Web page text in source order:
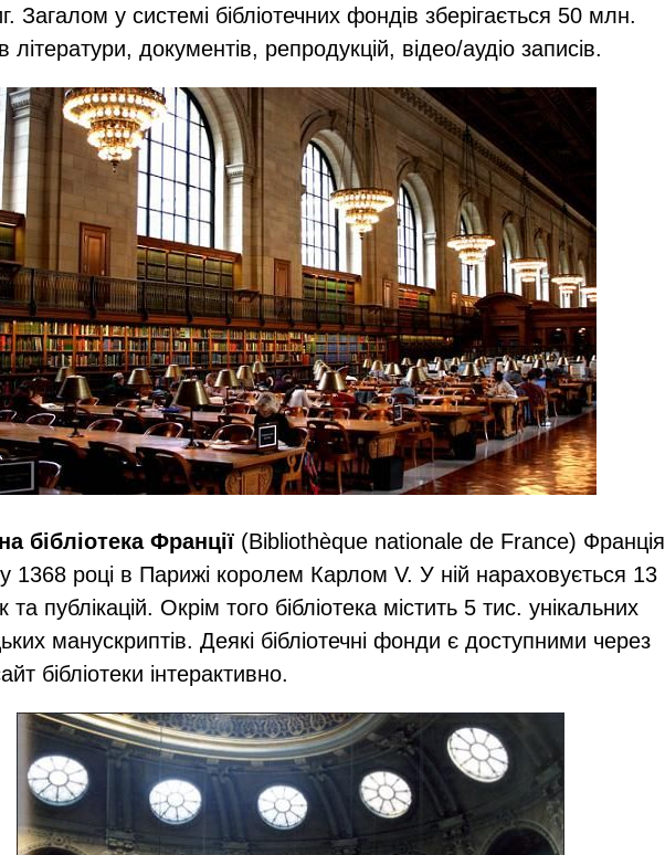
Загалом у системі бібліотечних фондів зберігається 50 млн.
літератури, документів, репродукцій, відео/​аудіо записів.
бібліотека Франції (Bibliothèque nationale de France) Франція
1368 році в Парижі королем Карлом V. У ній нараховується 13
публікацій. Окрім того бібліотека містить 5 тис. унікальних
манускриптів. Деякі бібліотечні фонди є доступними через
бібліотеки інтерактивно.